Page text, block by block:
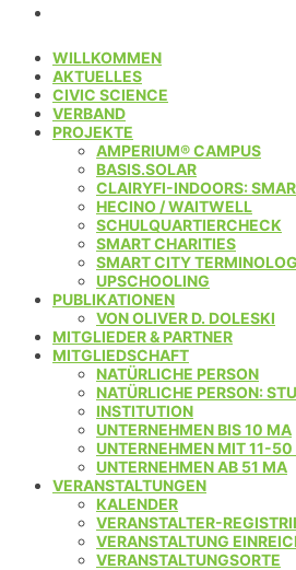
WILLKOMMEN
AKTUELLES
CIVIC SCIENCE
VERBAND
PROJEKTE
AMPERIUM® CAMPUS
BASIS.SOLAR
CLAIRYFI-INDOORS:
HECINO / WAITWELL
SCHULQUARTIERCHECK
SMART CHARITIES
SMART CITY
UPSCHOOLING
PUBLIKATIONEN
VON OLIVER D. DOLESKI
MITGLIEDER & PARTNER
MITGLIEDSCHAFT
NATÜRLICHE PERSON
NATÜRLICHE PERSON:
INSTITUTION
UNTERNEHMEN BIS 10 MA
UNTERNEHMEN MIT 11-
UNTERNEHMEN AB 51 MA
VERANSTALTUNGEN
KALENDER
VERANSTALTER-
VERANSTALTUNG
VERANSTALTUNGSORTE